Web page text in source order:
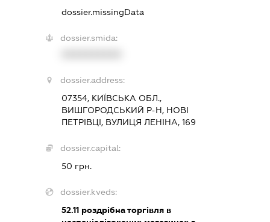
dossier.missingData
dossier.smida:
dossier.address:
07354, КИЇВСЬКА ОБЛ.,
ВИШГОРОДСЬКИЙ Р-Н, НОВІ
ПЕТРІВЦІ, ВУЛИЦЯ ЛЕНІНА, 169
dossier.capital:
50 грн.
dossier.kveds:
52.11роздрібна торгівля в